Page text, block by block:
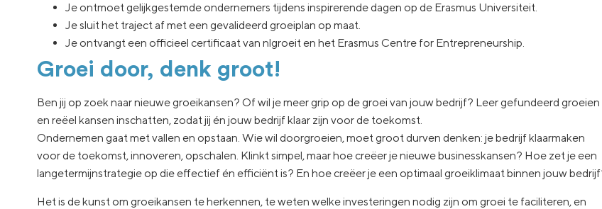
Je ontmoet gelijkgestemde ondernemers tijdens inspirerende dagen op de Erasmus Universiteit.
Je sluit het traject af met een gevalideerd groeiplan op maat.
Je ontvangt een officieel certificaat van nlgroeit en het Erasmus Centre for Entrepreneurship.
Groei door, denk groot!
Ben jij op zoek naar nieuwe groeikansen? Of wil je meer grip op de groei van jouw bedrijf? Leer gefundeerd groeien
en reëel kansen inschatten, zodat jij én jouw bedrijf klaar zijn voor de toekomst.
Ondernemen gaat met vallen en opstaan. Wie wil doorgroeien, moet groot durven denken: je bedrijf klaarmaken
voor de toekomst, innoveren, opschalen. Klinkt simpel, maar hoe creëer je nieuwe businesskansen? Hoe zet je een
langetermijnstrategie op die effectief én efficiënt is? En hoe creëer je een optimaal groeiklimaat binnen jouw
Het is de kunst om groeikansen te herkennen, te weten welke investeringen nodig zijn om groei te faciliteren, en